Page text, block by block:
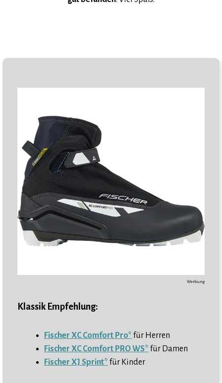
Werbung
Klassik Empfehlung:
Fischer XC Comfort Pro* für Herren
Fischer XC Comfort PRO WS* für Damen
Fischer XJ Sprint* für Kinder